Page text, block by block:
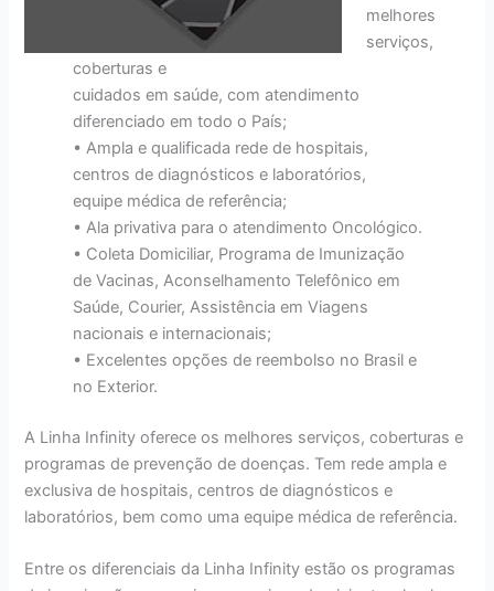
melhores
serviços,
coberturas e
cuidados em saúde, com atendimento
diferenciado em todo o País;
• Ampla e qualificada rede de hospitais,
centros de diagnósticos e laboratórios,
equipe médica de referência;
• Ala privativa para o atendimento Oncológico.
• Coleta Domiciliar, Programa de Imunização
de Vacinas, Aconselhamento Telefônico em
Saúde, Courier, Assistência em Viagens
nacionais e internacionais;
• Excelentes opções de reembolso no Brasil e
no Exterior.
A Linha Infinity oferece os melhores serviços, coberturas e
programas de prevenção de doenças. Tem rede ampla e
exclusiva de hospitais, centros de diagnósticos e
laboratórios, bem como uma equipe médica de referência.
Entre os diferenciais da Linha Infinity estão os programas